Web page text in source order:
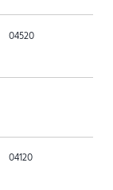
04520
04120